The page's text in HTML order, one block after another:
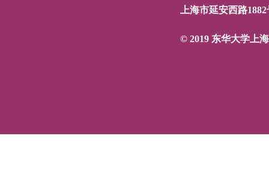
上海市延安西路1882
© 2019 东华大学上